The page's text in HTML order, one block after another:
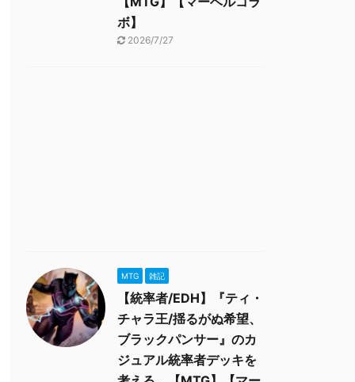
ボ】
2026/7/27
MTG 雑記
【統率者/EDH】『ティ・
チャラ王/揺るがぬ希望、
ブラックパンサー』のカ
ジュアル統率者デッキを